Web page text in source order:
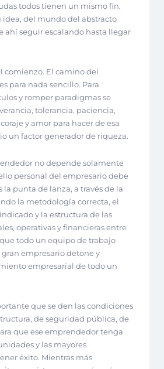
todos tienen un mismo fin,
idea, del mundo del abstracto
ahí seguir escalando hasta llegar
comienzo. El camino del
para nada sencillo. Para
y romper paradigmas se
tolerancia, paciencia,
y amor para hacer de esa
un factor generador de riqueza.
no depende solamente
personal del empresario debe
la punta de lanza, a través de la
la metodología correcta, el
y la estructura de las
operativas y financieras entre
todo un equipo de trabajo
empresario detone y
empresarial de todo un
que se den las condiciones
de seguridad pública, de
que ese emprendedor tenga
y las mayores
éxito. Mientras más